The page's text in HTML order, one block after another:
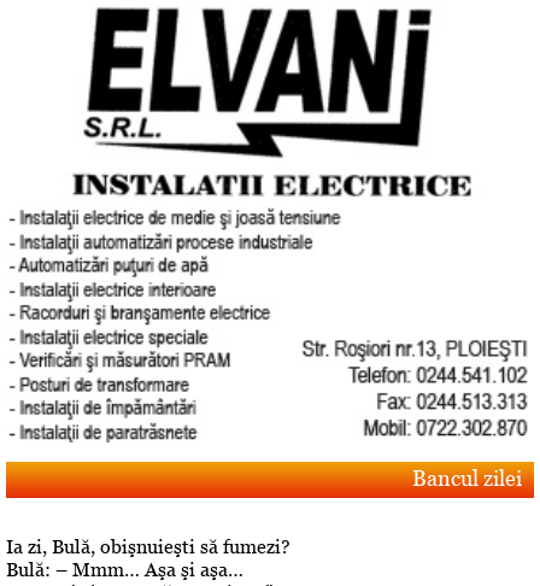
Bancul zilei
Ia zi, Bulă, obişnuieşti să fumezi?
Bulă: – Mmm… Aşa şi aşa…